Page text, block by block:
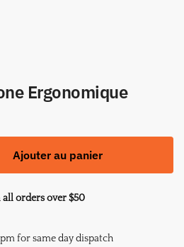
Ergonomique
Ajouter au panier
orders over $50
for same day dispatch